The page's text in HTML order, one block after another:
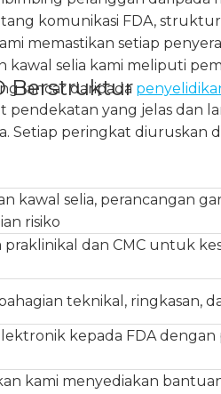
komunikasi FDA,
memastikan setiap
kawal selia kami meliputi
lancar daripada
Berstruktur
pendekatan yang jelas dan
Setiap peringkat
kawal selia, perancangan
risiko
praklinikal dan CMC untuk
teknikal, ringkasan,
kepada FDA dengan
kami menyediakan